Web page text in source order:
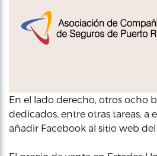
En el lado derecho, otros ocho
dedicados, entre otras tareas, a
añadir Facebook al sitio web